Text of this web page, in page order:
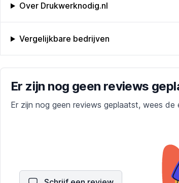
Over Drukwerknodig.nl
Vergelijkbare bedrijven
Bedrijfs reviews
Er zijn nog geen reviews
Er zijn nog geen reviews geplaatst, wees de